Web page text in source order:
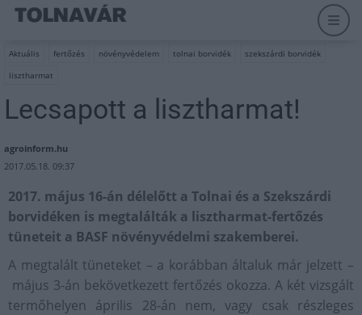
Aktuális fertőzés növényvédelem tolnai borvidék
szekszárdi borvidék
lisztharmat
Lecsapott a lisztharmat!
agroinform.hu
2017.05.18. 09:37
2017. május 16-án délelőtt a Tolnai és a Szekszárdi
borvidéken is megtalálták a lisztharmat-fertőzés
tüneteit a BASF növényvédelmi szakemberei.
A megtalált tüneteket – a korábban általuk már jelzett –
május 3-án bekövetkezett fertőzés okozza. A két vizsgált
termőhelyen április 28-án nem, vagy csak részleges